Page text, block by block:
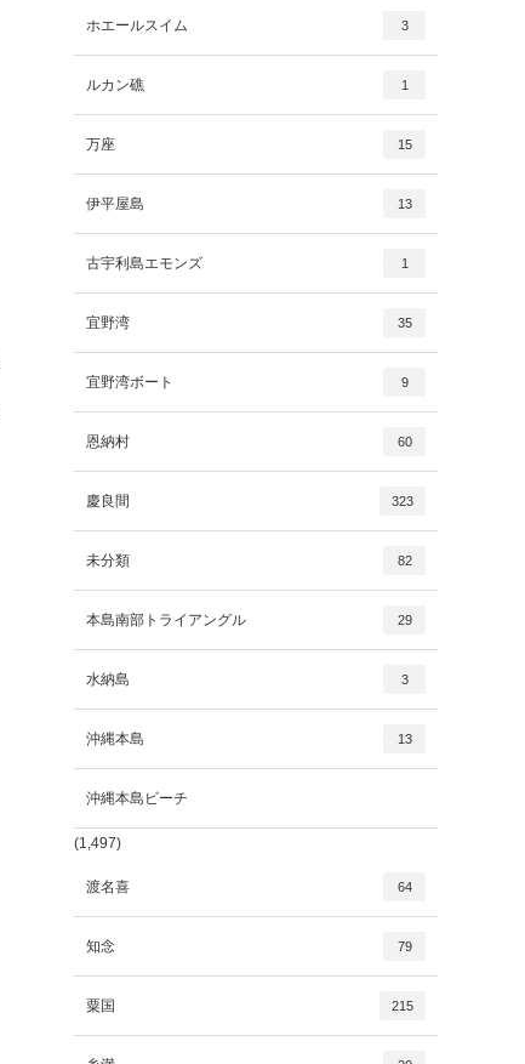
ホエールスイム 3
ルカン礁 1
万座 15
伊平屋島 13
古宇利島エモンズ 1
宜野湾 35
宜野湾ボート 9
恩納村 60
慶良間 323
未分類 82
本島南部トライアングル 29
水納島 3
沖縄本島 13
沖縄本島ビーチ
(1,497)
渡名喜 64
知念 79
粟国 215